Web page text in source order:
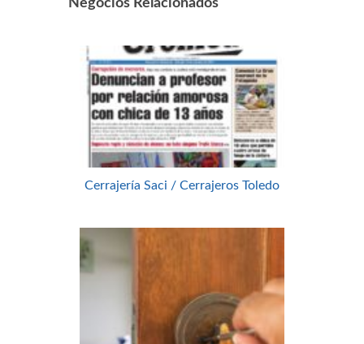
Negocios Relacionados
Cerrajería Saci / Cerrajeros Toledo